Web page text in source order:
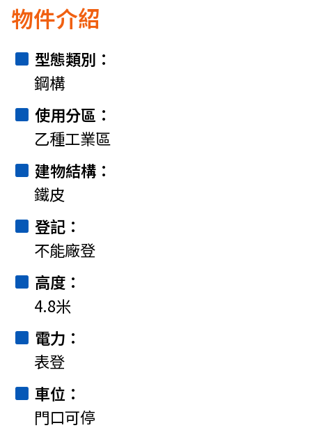
物件介紹
型態類別
鋼構
使用分區
乙種工業區
建物結構
鐵皮
登記
不能廠登
高度
4.8米
電力
表登
車位
門口可停